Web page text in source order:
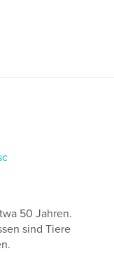
50 Jahren.
sind Tiere